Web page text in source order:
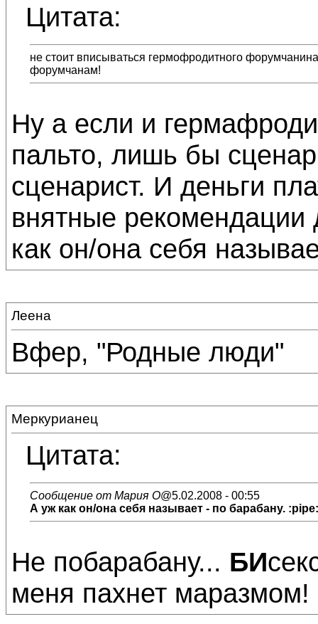
Цитата:
не стоит вписываться гермофродитного
форумчанам!
Ну а если и
пальто, лишь бы
сценарист. И деньги
внятные рекомендации
как он/она себя
Леена
Вфер, "Родные люди"
Меркурианец
Цитата:
Сообщение от Мария О@5.02.2008 - 00:55
А уж как он/она себя называет - по барабану. :pipe:
Не побарабану... БИ
меня пахнет маразмом!